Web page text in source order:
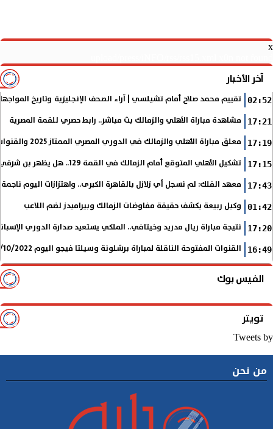
x
آخر الأخبار
02:52 تقييم محمد صلاح أمام تشيلسي | آراء الصحف الإنجليزية وتاريخ
17:21 مشاهدة مباراة الأهلي والزمالك بث مباشر.. رابط حصري للقمة المصرية
17:19 معلق مباراة الأهلي والزمالك في الدوري المصري الممتاز 2025 والقنوات الناقلة
17:15 تشكيل الأهلي المتوقع أمام الزمالك في القمة 129.. هل يظهر بن شرقي؟
17:43 معهد الفلك: لم نسجل أي زلازل بالقاهرة الكبرى.. واهتزازات اليوم
01:42 وكيل ربيعة يكشف حقيقة مفاوضات الزمالك وبيراميدز لضم اللاعب
17:20 نتيجة مباراة ريال مدريد وخيتافي.. الملكي يستعيد صدارة الدوري
16:49 القنوات المفتوحة الناقلة لمباراة برشلونة وسيلتا فيجو اليوم 9/10/2022 في الدوري الإسباني
الفيس بوك
تويتر
Tweets by
من نحن